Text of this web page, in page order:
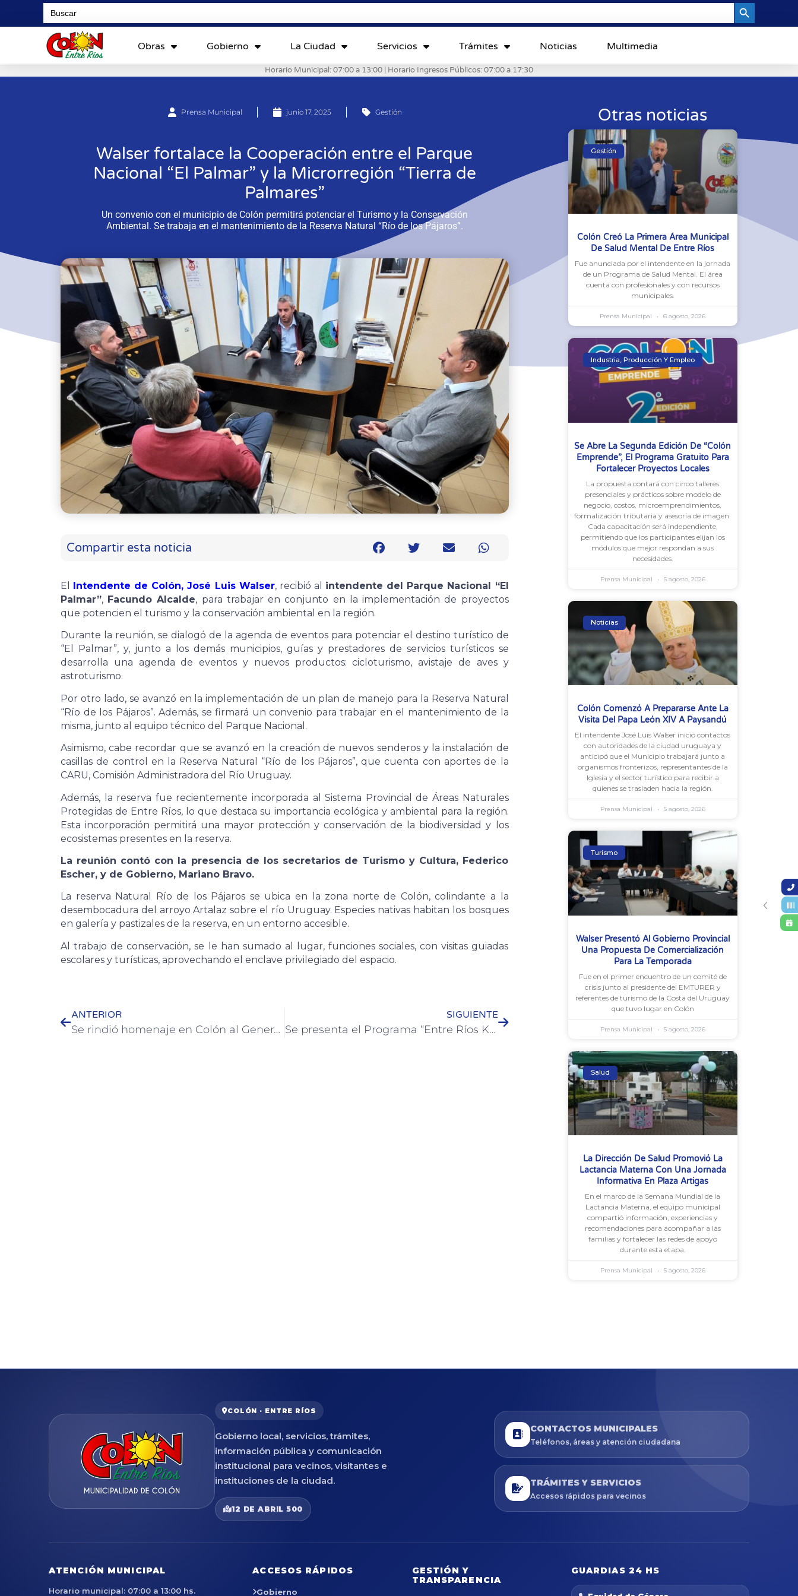
Search
for:
Obras Gobierno La Ciudad Servicios Trámites Noticias Multimedia
Horario Municipal: 07:00 a 13:00 | Horario Ingresos Públicos: 07:00 a 17:30
Prensa Municipal junio 17, 2025 Gestión
Walser fortalace la Cooperación entre el Parque
Nacional “El Palmar” y la Microrregión “Tierra de
Palmares”
Un convenio con el municipio de Colón permitirá potenciar el Turismo y la Conservación
Ambiental. Se trabaja en el mantenimiento de la Reserva Natural “Río de los Pájaros”.
Compartir esta noticia
El Intendente de Colón, José Luis Walser, recibió al intendente del Parque Nacional “El
Palmar”, Facundo Alcalde, para trabajar en conjunto en la implementación de proyectos
que potencien el turismo y la conservación ambiental en la región.
Durante la reunión, se dialogó de la agenda de eventos para potenciar el destino turístico de
“El Palmar”, y, junto a los demás municipios, guías y prestadores de servicios turísticos se
desarrolla una agenda de eventos y nuevos productos: cicloturismo, avistaje de aves y
astroturismo.
Por otro lado, se avanzó en la implementación de un plan de manejo para la Reserva Natural
“Río de los Pájaros”. Además, se firmará un convenio para trabajar en el mantenimiento de la
misma, junto al equipo técnico del Parque Nacional.
Asimismo, cabe recordar que se avanzó en la creación de nuevos senderos y la instalación de
casillas de control en la Reserva Natural “Río de los Pájaros”, que cuenta con aportes de la
CARU, Comisión Administradora del Río Uruguay.
Además, la reserva fue recientemente incorporada al Sistema Provincial de Áreas Naturales
Protegidas de Entre Ríos, lo que destaca su importancia ecológica y ambiental para la región.
Esta incorporación permitirá una mayor protección y conservación de la biodiversidad y los
ecosistemas presentes en la reserva.
La reunión contó con la presencia de los secretarios de Turismo y Cultura, Federico
Escher, y de Gobierno, Mariano Bravo.
La reserva Natural Río de los Pájaros se ubica en la zona norte de Colón, colindante a la
desembocadura del arroyo Artalaz sobre el río Uruguay. Especies nativas habitan los bosques
en galería y pastizales de la reserva, en un entorno accesible.
Al trabajo de conservación, se le han sumado al lugar, funciones sociales, con visitas guiadas
escolares y turísticas, aprovechando el enclave privilegiado del espacio.
ANTERIOR
Se rindió homenaje en Colón al General Martín Miguel de Güemes
SIGUIENTE
Se presenta el Programa “Entre Ríos Kosher” para potenciar la calidad alimentaria y la apertura de nuevos mercados
Otras noticias
Gestión
Colón Creó La Primera Área Municipal
De Salud Mental De Entre Ríos
Fue anunciada por el intendente en la jornada
de un Programa de Salud Mental. El área
cuenta con profesionales y con recursos
municipales.
Prensa Municipal 6 agosto, 2026
Industria, Producción Y Empleo
Se Abre La Segunda Edición De “Colón
Emprende”, El Programa Gratuito Para
Fortalecer Proyectos Locales
La propuesta contará con cinco talleres
presenciales y prácticos sobre modelo de
negocio, costos, microemprendimientos,
formalización tributaria y asesoría de imagen.
Cada capacitación será independiente,
permitiendo que los participantes elijan los
módulos que mejor respondan a sus
necesidades.
Prensa Municipal 5 agosto, 2026
Noticias
Colón Comenzó A Prepararse Ante La
Visita Del Papa León XIV A Paysandú
El intendente José Luis Walser inició contactos
con autoridades de la ciudad uruguaya y
anticipó que el Municipio trabajará junto a
organismos fronterizos, representantes de la
Iglesia y el sector turístico para recibir a
quienes se trasladen hacia la región.
Prensa Municipal 5 agosto, 2026
Turismo
Walser Presentó Al Gobierno Provincial
Una Propuesta De Comercialización
Para La Temporada
Fue en el primer encuentro de un comité de
crisis junto al presidente del EMTURER y
referentes de turismo de la Costa del Uruguay
que tuvo lugar en Colón
Prensa Municipal 5 agosto, 2026
Salud
La Dirección De Salud Promovió La
Lactancia Materna Con Una Jornada
Informativa En Plaza Artigas
En el marco de la Semana Mundial de la
Lactancia Materna, el equipo municipal
compartió información, experiencias y
recomendaciones para acompañar a las
familias y fortalecer las redes de apoyo
durante esta etapa.
Prensa Municipal 5 agosto, 2026
COLÓN · ENTRE RÍOS
Gobierno local, servicios, trámites,
información pública y comunicación
institucional para vecinos, visitantes e
instituciones de la ciudad.
12 DE ABRIL 500
CONTACTOS MUNICIPALES
Teléfonos, áreas y atención ciudadana
TRÁMITES Y SERVICIOS
Accesos rápidos para vecinos
ATENCIÓN MUNICIPAL
Horario municipal: 07:00 a 13:00 hs.
ACCESOS RÁPIDOS
Gobierno
GESTIÓN Y
TRANSPARENCIA
GUARDIAS 24 HS